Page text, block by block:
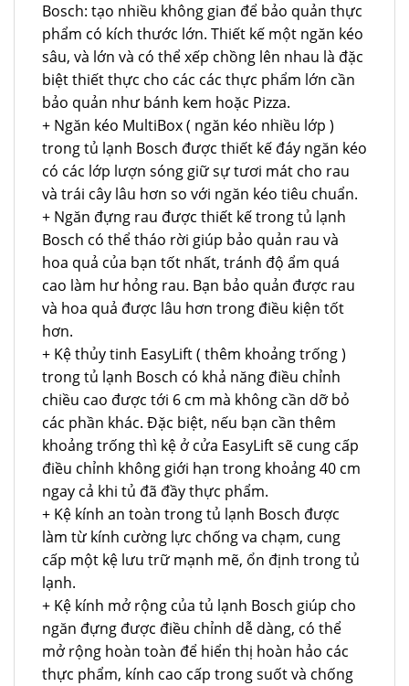
Bosch: tạo nhiều không gian để bảo quản thực
phẩm có kích thước lớn. Thiết kế một ngăn kéo
sâu, và lớn và có thể xếp chồng lên nhau là đặc
biệt thiết thực cho các các thực phẩm lớn cần
bảo quản như bánh kem hoặc Pizza.
+ Ngăn kéo MultiBox ( ngăn kéo nhiều lớp )
trong tủ lạnh Bosch được thiết kế đáy ngăn kéo
có các lớp lượn sóng giữ sự tươi mát cho rau
và trái cây lâu hơn so với ngăn kéo tiêu chuẩn.
+ Ngăn đựng rau được thiết kế trong tủ lạnh
Bosch có thể tháo rời giúp bảo quản rau và
hoa quả của bạn tốt nhất, tránh độ ẩm quá
cao làm hư hỏng rau. Bạn bảo quản được rau
và hoa quả được lâu hơn trong điều kiện tốt
hơn.
+ Kệ thủy tinh EasyLift ( thêm khoảng trống )
trong tủ lạnh Bosch có khả năng điều chỉnh
chiều cao được tới 6 cm mà không cần dỡ bỏ
các phần khác. Đặc biệt, nếu bạn cần thêm
khoảng trống thì kệ ở cửa EasyLift sẽ cung cấp
điều chỉnh không giới hạn trong khoảng 40 cm
ngay cả khi tủ đã đầy thực phẩm.
+ Kệ kính an toàn trong tủ lạnh Bosch được
làm từ kính cường lực chống va chạm, cung
cấp một kệ lưu trữ mạnh mẽ, ổn định trong tủ
lạnh.
+ Kệ kính mở rộng của tủ lạnh Bosch giúp cho
ngăn đựng được điều chỉnh dễ dàng, có thể
mở rộng hoàn toàn để hiển thị hoàn hảo các
thực phẩm, kính cao cấp trong suốt và chống